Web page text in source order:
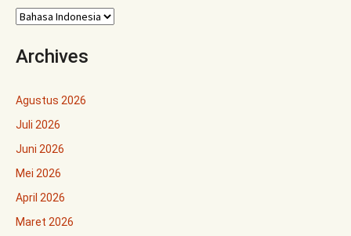
Archives
Agustus 2026
Juli 2026
Juni 2026
Mei 2026
April 2026
Maret 2026